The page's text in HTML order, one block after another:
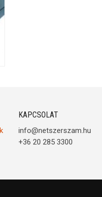
KAPCSOLAT
info@netszerszam.hu
+36 20 285 3300